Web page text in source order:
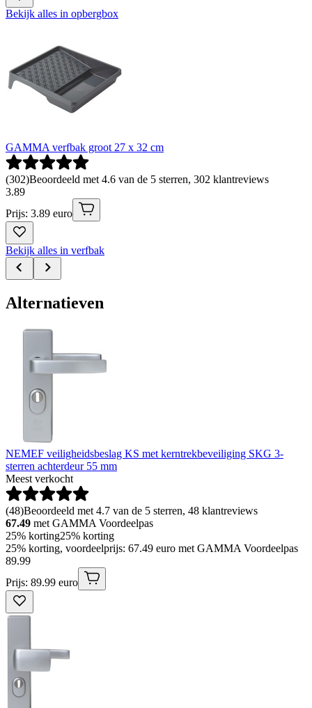
Bekijk alles in opbergbox
GAMMA verfbak groot 27 x 32 cm
(302)Beoordeeld met 4.6 van de 5 sterren, 302 klantreviews
3.89
Prijs: 3.89 euro
Bekijk alles in verfbak
Alternatieven
NEMEF veiligheidsbeslag KS met kerntrekbeveiliging SKG 3-
sterren achterdeur 55 mm
Meest verkocht
(48)Beoordeeld met 4.7 van de 5 sterren, 48 klantreviews
67.49 met GAMMA Voordeelpas
25% korting25% korting
25% korting, voordeelprijs: 67.49 euro met GAMMA Voordeelpas
89.99
Prijs: 89.99 euro